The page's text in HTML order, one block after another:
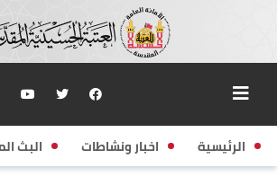
الرئيسية اخبار ونشاطات البث